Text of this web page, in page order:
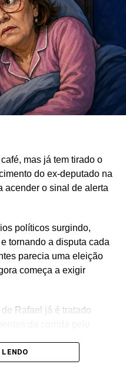
mas já tem tirado o
do ex-deputado na
acender o sinal de alerta
políticos surgindo,
tornando a disputa cada
parecia uma eleição
começa a exigir
Rafael já é tratado